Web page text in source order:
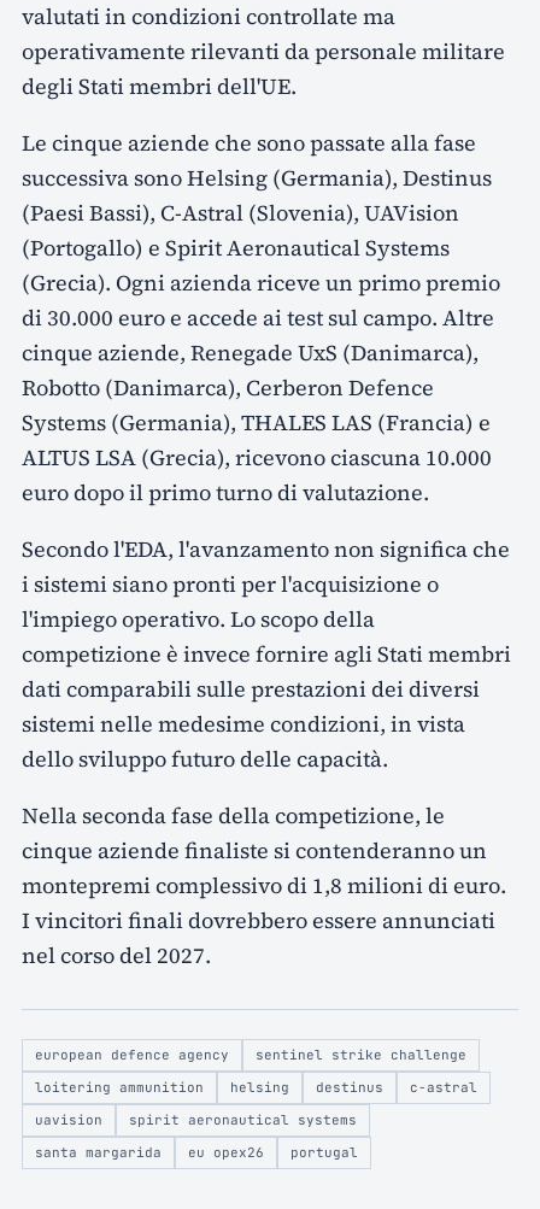
valutati in condizioni controllate ma
operativamente rilevanti da personale militare
degli Stati membri dell'UE.
Le cinque aziende che sono passate alla fase
successiva sono Helsing (Germania), Destinus
(Paesi Bassi), C-Astral (Slovenia), UAVision
(Portogallo) e Spirit Aeronautical Systems
(Grecia). Ogni azienda riceve un primo premio
di 30.000 euro e accede ai test sul campo. Altre
cinque aziende, Renegade UxS (Danimarca),
Robotto (Danimarca), Cerberon Defence
Systems (Germania), THALES LAS (Francia) e
ALTUS LSA (Grecia), ricevono ciascuna 10.000
euro dopo il primo turno di valutazione.
Secondo l'EDA, l'avanzamento non significa che
i sistemi siano pronti per l'acquisizione o
l'impiego operativo. Lo scopo della
competizione è invece fornire agli Stati membri
dati comparabili sulle prestazioni dei diversi
sistemi nelle medesime condizioni, in vista
dello sviluppo futuro delle capacità.
Nella seconda fase della competizione, le
cinque aziende finaliste si contenderanno un
montepremi complessivo di 1,8 milioni di euro.
I vincitori finali dovrebbero essere annunciati
nel corso del 2027.
european defence agency
sentinel strike challenge
loitering ammunition
helsing destinus
c-astral
uavision
spirit aeronautical systems
santa margarida
eu opex26 portugal